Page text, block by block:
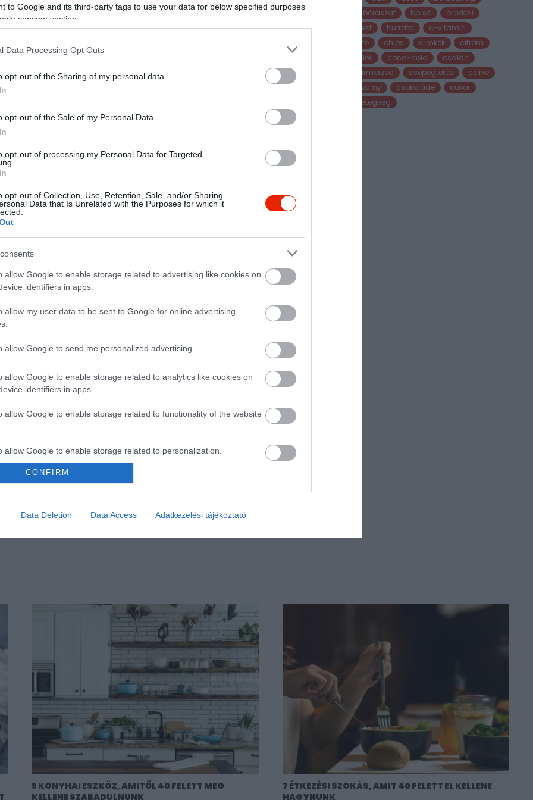
to Google and its third-party tags to use your data for below specified purposes
consent section.
Data Processing Opt Outs
opt-out of the Sharing of my personal data.
opt-out of the Sale of my Personal Data.
opt-out of processing my Personal Data for Targeted
opt-out of Collection, Use, Retention, Sale, and/or Sharing
Data that Is Unrelated with the Purposes for which it
allow Google to enable storage related to advertising like cookies on
identifiers in apps.
allow my user data to be sent to Google for online advertising
allow Google to send me personalized advertising.
allow Google to enable storage related to analytics like cookies on
identifiers in apps.
allow Google to enable storage related to functionality of the website
allow Google to enable storage related to personalization.
functionality and fraud prevention, and other user protection.
CONFIRM
Data Deletion Data Access Adatkezelési tájékoztató
borászat borsó
brokkoli
budapest
burrata
c-vitamin
chailatte
chips címkék
citrom
citrusfélék
coca-cola
csalán
császármorzsa
csepegtetés
csirke
csirkeszárny
csokoládé
cukor
cukorbetegseg
is van azonban egy régi, jól bevált módszer, amelyhez csak
nagyjából 15 percre a fagyasztóba, majd cseppentsünk rá
a tűzről, hogy a lekvár ne főjön tovább, amíg ellenőrizzük
az ujjunkkal a lekvár szélét. Ha a felülete ráncosodni kezd,
tegyük vissza a tűzre, főzzük további öt percig, majd
el a tányért, és tegyük vissza rövid időre a fagyasztóba.
abban, hogy a lekvár sűrű, fényes és jól kanalazható legyen.
5 KONYHAI ESZKÖZ, AMITŐL 40 FELETT MEG
KELLENE SZABADULNUNK
7 ÉTKEZÉSI SZOKÁS, AMIT 40 FELETT EL KELLENE
HAGYNUNK